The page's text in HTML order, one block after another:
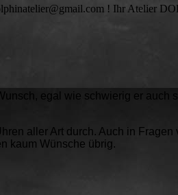
! Ihr Atelier
egal wie schwierig er auch
aller Art durch. Auch in
kaum Wünsche übrig.